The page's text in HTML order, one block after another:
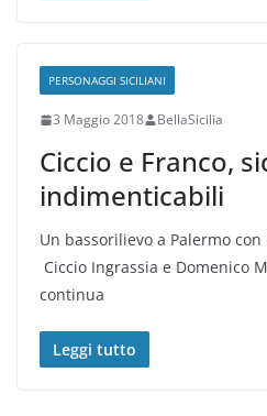
PERSONAGGI SICILIANI
3 Maggio 2018 BellaSicilia
Ciccio e Franco,
indimenticabili
Un bassorilievo a Palermo
Ciccio Ingrassia e Domenico
continua
Leggi tutto